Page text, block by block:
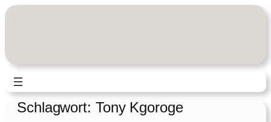
Zum
Schlagwort: Tony Kgoroge